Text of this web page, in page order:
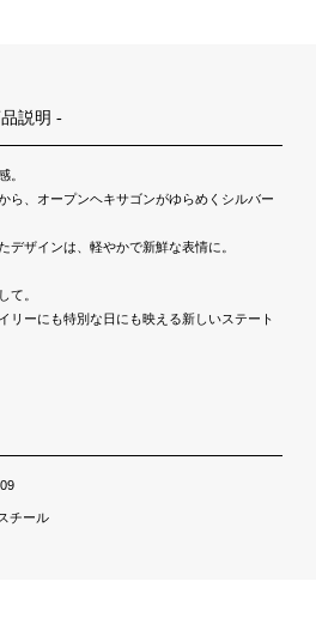
説明 -
。
ら、オープンヘキサゴンがゆらめくシルバー
デザインは、軽やかで新鮮な表情に。
て。
リーにも特別な日にも映える新しいステート
チール